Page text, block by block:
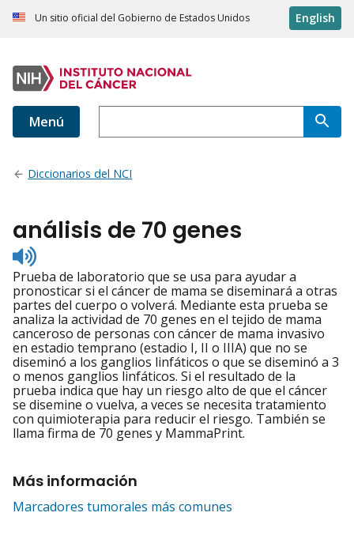
Un sitio oficial del Gobierno de Estados Unidos English
Menú
Diccionarios del NCI
análisis de 70 genes
Listen
to
pronunciation
Prueba de laboratorio que se usa para ayudar a
pronosticar si el cáncer de mama se diseminará a otras
partes del cuerpo o volverá. Mediante esta prueba se
analiza la actividad de 70 genes en el tejido de mama
canceroso de personas con cáncer de mama invasivo
en estadio temprano (estadio I, II o IIIA) que no se
diseminó a los ganglios linfáticos o que se diseminó a 3
o menos ganglios linfáticos. Si el resultado de la
prueba indica que hay un riesgo alto de que el cáncer
se disemine o vuelva, a veces se necesita tratamiento
con quimioterapia para reducir el riesgo. También se
llama firma de 70 genes y MammaPrint.
Más información
Marcadores tumorales más comunes